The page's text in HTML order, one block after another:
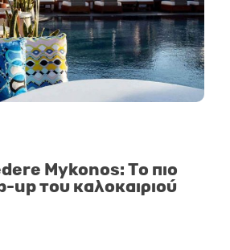
Mykonos: Το πιο
up του καλοκαιριού